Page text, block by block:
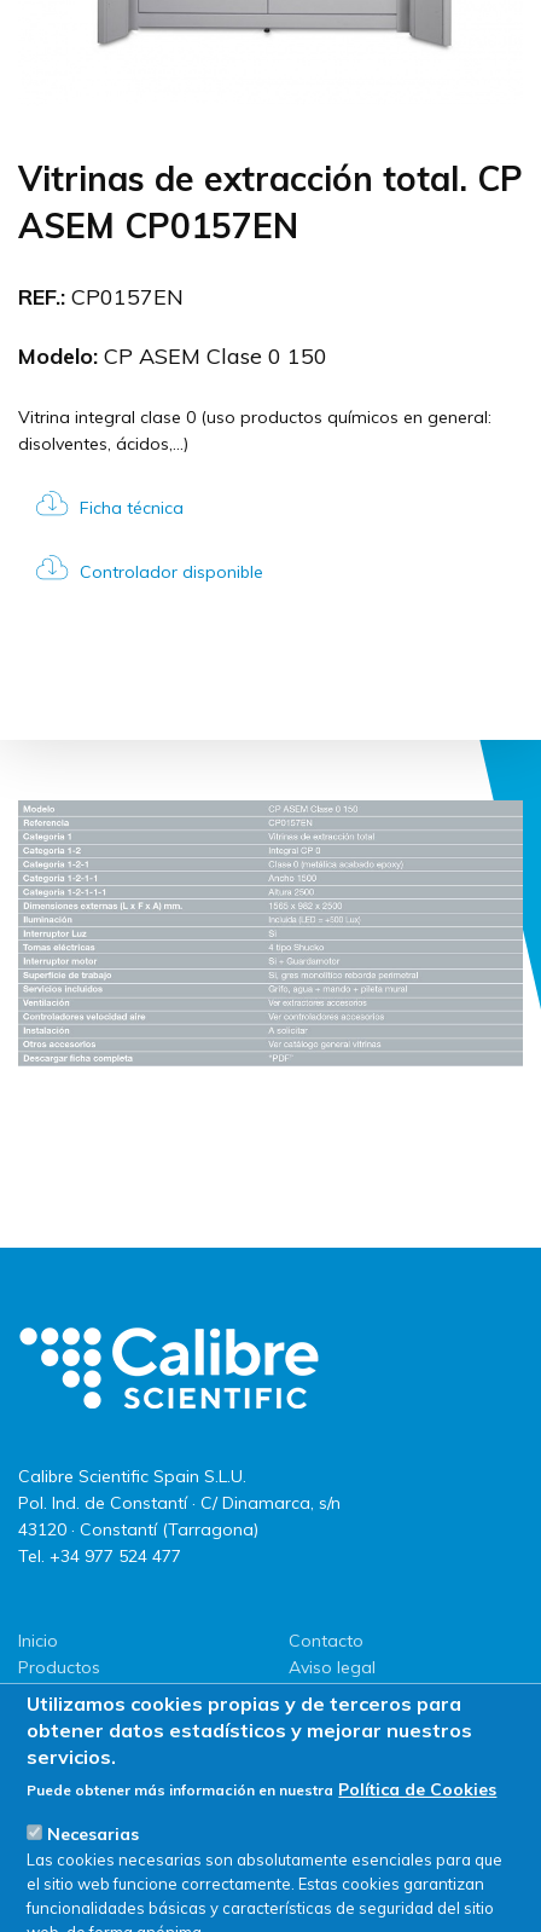
Vitrinas de extracción total. CP
ASEM CP0157EN
REF.: CP0157EN
Modelo: CP ASEM Clase 0 150
Vitrina integral clase 0 (uso productos químicos en general:
disolventes, ácidos,...)
Ficha técnica
Controlador disponible
Calibre Scientific Spain S.L.U.
Pol. Ind. de Constantí · C/ Dinamarca, s/n
43120 · Constantí (Tarragona)
Tel. +34 977 524 477
Inicio
Productos
LLG
Promociones
ServiSAT
Contacto
Aviso legal
Política de privacidad
Política de Cookies
Utilizamos cookies propias y de terceros para
obtener datos estadísticos y mejorar nuestros
servicios.
Puede obtener más información en nuestra Política de Cookies
Necesarias
Las cookies necesarias son absolutamente esenciales para que
el sitio web funcione correctamente. Estas cookies garantizan
funcionalidades básicas y características de seguridad del sitio